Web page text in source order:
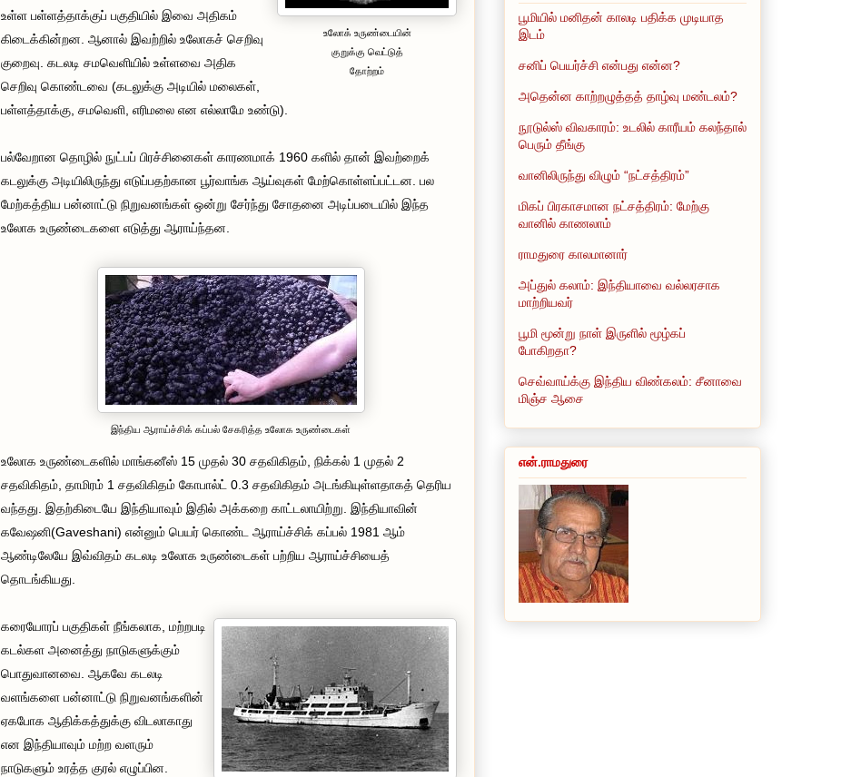
உலோக் உருண்டையின்
குறுக்கு வெட்டுத்
தோற்றம்
உள்ள பள்ளத்தாக்குப் பகுதியில் இவை அதிகம்
கிடைக்கின்றன. ஆனால் இவற்றில் உலோகச் செறிவு
குறைவு. கடலடி சமவெளியில் உள்ளவை அதிக
செறிவு கொண்டவை (கடலுக்கு அடியில் மலைகள்,
பள்ளத்தாக்கு, சமவெளி, எரிமலை என எல்லாமே உண்டு).
பல்வேறான தொழில் நுட்பப் பிரச்சினைகள் காரணமாக் 1960 களில் தான் இவற்றைக்
கடலுக்கு அடியிலிருந்து எடுப்பதற்கான பூர்வாங்க ஆய்வுகள் மேற்கொள்ளப்பட்டன. பல
மேற்கத்திய பன்னாட்டு நிறுவனங்கள் ஒன்று சேர்ந்து சோதனை அடிப்படையில் இந்த
உலோக உருண்டைகளை எடுத்து ஆராய்ந்தன.
இந்திய ஆராய்ச்சிக் கப்பல் சேகரித்த உலோக உருண்டைகள்
உலோக உருண்டைகளில் மாங்கனீஸ் 15 முதல் 30 சதவிகிதம், நிக்கல் 1 முதல் 2
சதவிகிதம், தாமிரம் 1 சதவிகிதம் கோபால்ட் 0.3 சதவிகிதம் அடங்கியுள்ளதாகத் தெரிய
வந்தது. இதற்கிடையே இந்தியாவும் இதில் அக்கறை காட்டலாயிற்று. இந்தியாவின்
கவேஷனி(Gaveshani) என்னும் பெயர் கொண்ட ஆராய்ச்சிக் கப்பல் 1981 ஆம்
ஆண்டிலேயே இவ்விதம் கடலடி உலோக உருண்டைகள் பற்றிய ஆராய்ச்சியைத்
தொடங்கியது.
கரையோரப் பகுதிகள் நீங்கலாக, மற்றபடி
கடல்கள அனைத்து நாடுகளுக்கும்
பொதுவானவை. ஆகவே கடலடி
வளங்களை பன்னாட்டு நிறுவனங்களின்
ஏகபோக ஆதிக்கத்துக்கு விடலாகாது
என இந்தியாவும் மற்ற வளரும்
நாடுகளும் உரத்த குரல் எழுப்பின.
பூமியில் மனிதன் காலடி பதிக்க முடியாத
இடம்
சனிப் பெயர்ச்சி என்பது என்ன?
அதென்ன காற்றழுத்தத் தாழ்வு மண்டலம்?
நூடுல்ஸ் விவகாரம்: உடலில் காரீயம் கலந்தால்
பெரும் தீங்கு
வானிலிருந்து விழும் “நட்சத்திரம்”
மிகப் பிரகாசமான நட்சத்திரம்: மேற்கு
வானில் காணலாம்
ராமதுரை காலமானார்
அப்துல் கலாம்: இந்தியாவை வல்லரசாக
மாற்றியவர்
பூமி மூன்று நாள் இருளில் மூழ்கப்
போகிறதா?
செவ்வாய்க்கு இந்திய விண்கலம்: சீனாவை
மிஞ்ச ஆசை
என்.ராமதுரை